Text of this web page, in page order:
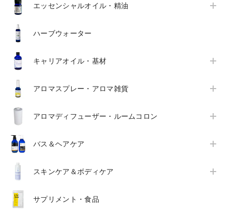
エッセンシャルオイル・精油
ハーブウォーター
キャリアオイル・基材
アロマスプレー・アロマ雑貨
アロマディフューザー・ルームコロン
バス＆ヘアケア
スキンケア＆ボディケア
サプリメント・食品